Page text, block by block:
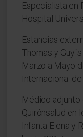
Especialista en
Hospital
Estancias
Thomas y
Marzo a Mayo
Internacional
Médico adjunto
Quirónsalud en
Infanta Elena y